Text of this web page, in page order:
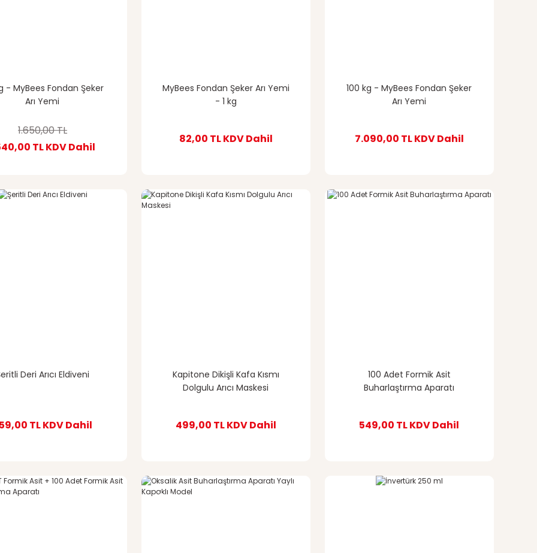
- MyBees Fondan Şeker
Arı Yemi
1.650,00 TL
TLKDV Dahil
MyBees Fondan Şeker Arı Yemi
- 1 kg
82,00 TLKDV Dahil
100 kg - MyBees Fondan Şeker
Arı Yemi
7.090,00 TLKDV Dahil
Deri Arıcı Eldiveni
TLKDV Dahil
Kapitone Dikişli Kafa Kısmı
Dolgulu Arıcı Maskesi
499,00 TLKDV Dahil
100 Adet Formik Asit
Buharlaştırma Aparatı
549,00 TLKDV Dahil
%6